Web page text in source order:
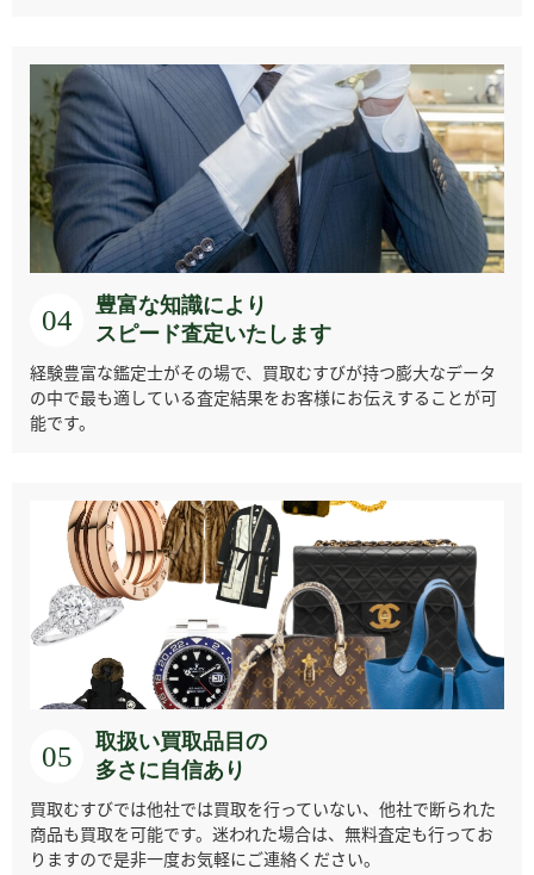
ザネッティ ジェイコブ
ジェラルド・ジェ
ジャガー・ルクル
ト
シチズン ジャケ・ドロー ジャンリシャール ショーメ
ジラール・ペルゴ ジン スウォッチ ゼニス
センチュリー ダニエル・ロート タバー チュチマ
チューダー(チュー
04
豊富な知識により
スピード査定いたします
経験豊富な鑑定士がその場で、買取むすびが持つ膨大なデータ
の中で最も適している査定結果をお客様にお伝えすることが可
能です。
05
取扱い買取品目の
多さに自信あり
買取むすびでは他社では買取を行っていない、他社で断られた
商品も買取を可能です。迷われた場合は、無料査定も行ってお
りますので是非一度お気軽にご連絡ください。